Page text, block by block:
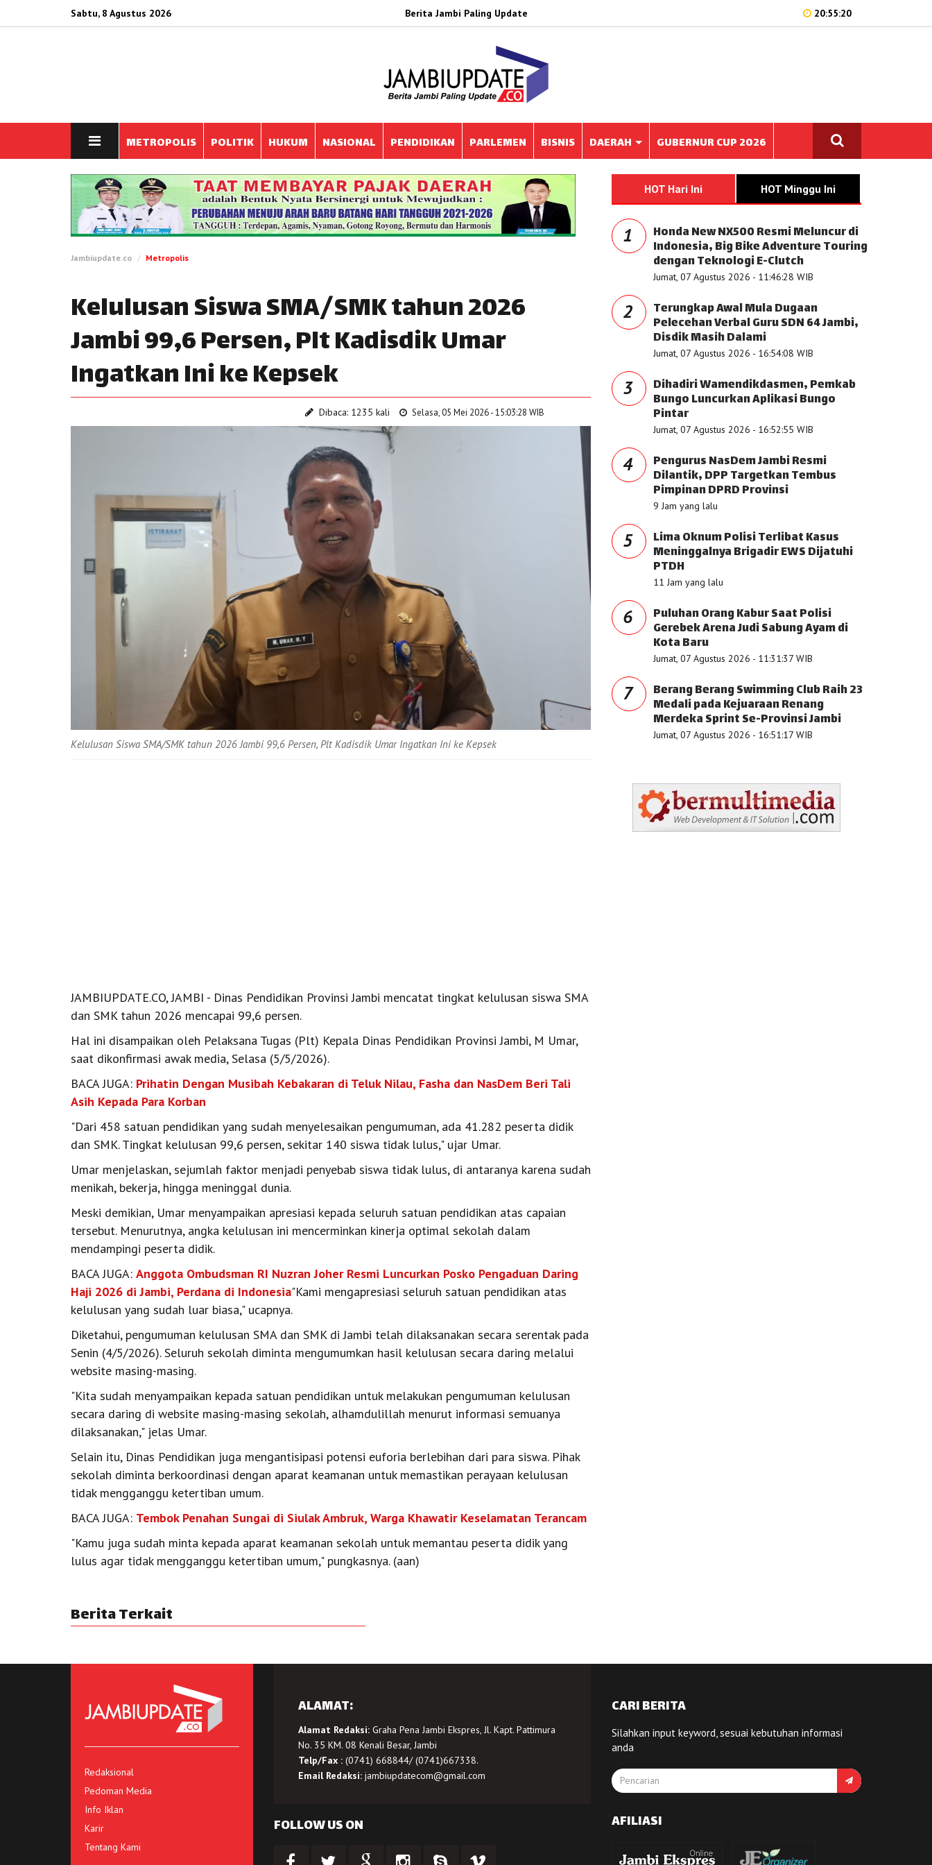
Sabtu, 8 Agustus 2026 Berita Jambi Paling Update 20:55:20
METROPOLIS POLITIK HUKUM NASIONAL PENDIDIKAN PARLEMEN BISNIS DAERAH GUBERNUR CUP 2026
Jambiupdate.co Metropolis
Kelulusan Siswa SMA/SMK tahun 2026
Jambi 99,6 Persen, Plt Kadisdik Umar
Ingatkan Ini ke Kepsek
Dibaca: 1235 kali Selasa, 05 Mei 2026 - 15:03:28 WIB
Kelulusan Siswa SMA/SMK tahun 2026 Jambi 99,6 Persen, Plt Kadisdik Umar Ingatkan Ini ke Kepsek
JAMBIUPDATE.CO, JAMBI - Dinas Pendidikan Provinsi Jambi mencatat tingkat kelulusan siswa SMA
dan SMK tahun 2026 mencapai 99,6 persen.
Hal ini disampaikan oleh Pelaksana Tugas (Plt) Kepala Dinas Pendidikan Provinsi Jambi, M Umar,
saat dikonfirmasi awak media, Selasa (5/5/2026).
BACA JUGA: Prihatin Dengan Musibah Kebakaran di Teluk Nilau, Fasha dan NasDem Beri Tali
Asih Kepada Para Korban
"Dari 458 satuan pendidikan yang sudah menyelesaikan pengumuman, ada 41.282 peserta didik
dan SMK. Tingkat kelulusan 99,6 persen, sekitar 140 siswa tidak lulus," ujar Umar.
Umar menjelaskan, sejumlah faktor menjadi penyebab siswa tidak lulus, di antaranya karena sudah
menikah, bekerja, hingga meninggal dunia.
Meski demikian, Umar menyampaikan apresiasi kepada seluruh satuan pendidikan atas capaian
tersebut. Menurutnya, angka kelulusan ini mencerminkan kinerja optimal sekolah dalam
mendampingi peserta didik.
BACA JUGA: Anggota Ombudsman RI Nuzran Joher Resmi Luncurkan Posko Pengaduan Daring
Haji 2026 di Jambi, Perdana di Indonesia"Kami mengapresiasi seluruh satuan pendidikan atas
kelulusan yang sudah luar biasa," ucapnya.
Diketahui, pengumuman kelulusan SMA dan SMK di Jambi telah dilaksanakan secara serentak pada
Senin (4/5/2026). Seluruh sekolah diminta mengumumkan hasil kelulusan secara daring melalui
website masing-masing.
"Kita sudah menyampaikan kepada satuan pendidikan untuk melakukan pengumuman kelulusan
secara daring di website masing-masing sekolah, alhamdulillah menurut informasi semuanya
dilaksanakan," jelas Umar.
Selain itu, Dinas Pendidikan juga mengantisipasi potensi euforia berlebihan dari para siswa. Pihak
sekolah diminta berkoordinasi dengan aparat keamanan untuk memastikan perayaan kelulusan
tidak mengganggu ketertiban umum.
BACA JUGA: Tembok Penahan Sungai di Siulak Ambruk, Warga Khawatir Keselamatan Terancam
"Kamu juga sudah minta kepada aparat keamanan sekolah untuk memantau peserta didik yang
lulus agar tidak mengganggu ketertiban umum," pungkasnya. (aan)
Berita Terkait
HOT Hari Ini HOT Minggu Ini
1 Honda New NX500 Resmi Meluncur di
Indonesia, Big Bike Adventure Touring
dengan Teknologi E-Clutch
Jumat, 07 Agustus 2026 - 11:46:28 WIB
2 Terungkap Awal Mula Dugaan
Pelecehan Verbal Guru SDN 64 Jambi,
Disdik Masih Dalami
Jumat, 07 Agustus 2026 - 16:54:08 WIB
3 Dihadiri Wamendikdasmen, Pemkab
Bungo Luncurkan Aplikasi Bungo
Pintar
Jumat, 07 Agustus 2026 - 16:52:55 WIB
4 Pengurus NasDem Jambi Resmi
Dilantik, DPP Targetkan Tembus
Pimpinan DPRD Provinsi
9 Jam yang lalu
5 Lima Oknum Polisi Terlibat Kasus
Meninggalnya Brigadir EWS Dijatuhi
PTDH
11 Jam yang lalu
6 Puluhan Orang Kabur Saat Polisi
Gerebek Arena Judi Sabung Ayam di
Kota Baru
Jumat, 07 Agustus 2026 - 11:31:37 WIB
7 Berang Berang Swimming Club Raih 23
Medali pada Kejuaraan Renang
Merdeka Sprint Se-Provinsi Jambi
Jumat, 07 Agustus 2026 - 16:51:17 WIB
Redaksional
Pedoman Media
Info Iklan
Karir
Tentang Kami
ALAMAT:
Alamat Redaksi:Graha Pena Jambi Ekspres, Jl. Kapt. Pattimura
No. 35 KM. 08 Kenali Besar, Jambi
Telp/Fax :(0741) 668844/ (0741)667338.
Email Redaksi: jambiupdatecom@gmail.com
FOLLOW US ON
CARI BERITA
Silahkan input keyword, sesuai kebutuhan informasi
anda
AFILIASI